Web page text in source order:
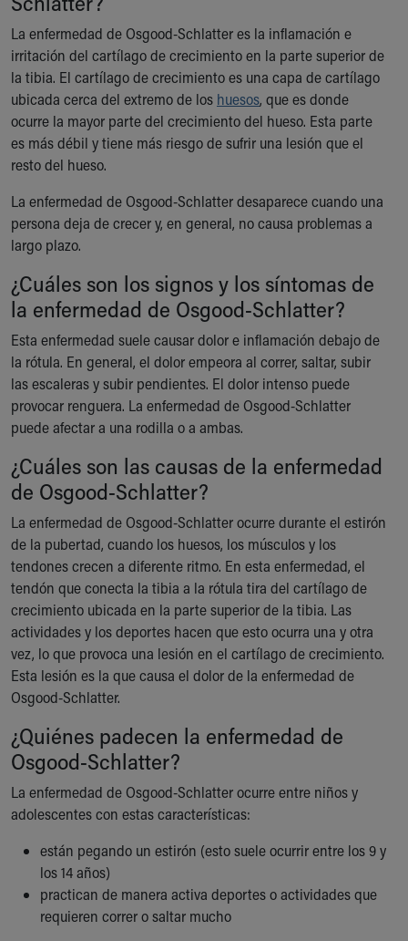
Ronald McDonald House Care Mobile
Health Centers
Symptom Checker
Financial Services
Price Estimates
Family Supports
Sports Health Services Provider for Akron Zips
New Parents
Find a Pediatrician
MyChart
Make an Appointment
Breastfeeding Medicine
Child Passenger Safety
Safe Sleep for Babies
Safe Sleep
About Akron Children's Pediatrics
Who We Are
Building a Brighter Future
Our Mission, Vision, Promise
Community Mission
Connect With Us
Our Culture of Caring
Newsroom
Our Leadership
Quality and Patient Safety
Unity and Engagement
Women's Board
Our History
More childhood, please.™
Cincinnati Children's
Your Visit
MyChart Telehealth Visits
Directions
Doggie Brigade
During Your Visit
Financial Services
Rest Accommodations
Visiting
Gift Shop
Department of Public Safety
Health Info
La enfermedad de Osgood-Schlatter es la inflamación e
irritación del cartílago de crecimiento en la parte superior de
la tibia. El cartílago de crecimiento es una capa de cartílago
ubicada cerca del extremo de los huesos, que es donde
ocurre la mayor parte del crecimiento del hueso. Esta parte
es más débil y tiene más riesgo de sufrir una lesión que el
resto del hueso.
La enfermedad de Osgood-Schlatter desaparece cuando una
persona deja de crecer y, en general, no causa problemas a
largo plazo.
¿Cuáles son los signos y los síntomas de
la enfermedad de Osgood-Schlatter?
Esta enfermedad suele causar dolor e inflamación debajo de
la rótula. En general, el dolor empeora al correr, saltar, subir
las escaleras y subir pendientes. El dolor intenso puede
provocar renguera. La enfermedad de Osgood-Schlatter
puede afectar a una rodilla o a ambas.
¿Cuáles son las causas de la enfermedad
de Osgood-Schlatter?
La enfermedad de Osgood-Schlatter ocurre durante el estirón
de la pubertad, cuando los huesos, los músculos y los
tendones crecen a diferente ritmo. En esta enfermedad, el
tendón que conecta la tibia a la rótula tira del cartílago de
crecimiento ubicada en la parte superior de la tibia. Las
actividades y los deportes hacen que esto ocurra una y otra
vez, lo que provoca una lesión en el cartílago de crecimiento.
Esta lesión es la que causa el dolor de la enfermedad de
Osgood-Schlatter.
¿Quiénes padecen la enfermedad de
Osgood-Schlatter?
La enfermedad de Osgood-Schlatter ocurre entre niños y
adolescentes con estas características:
están pegando un estirón (esto suele ocurrir entre los 9 y
los 14 años)
practican de manera activa deportes o actividades que
requieren correr o saltar mucho